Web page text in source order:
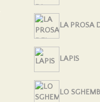
LA PROSA
LAPIS
LO